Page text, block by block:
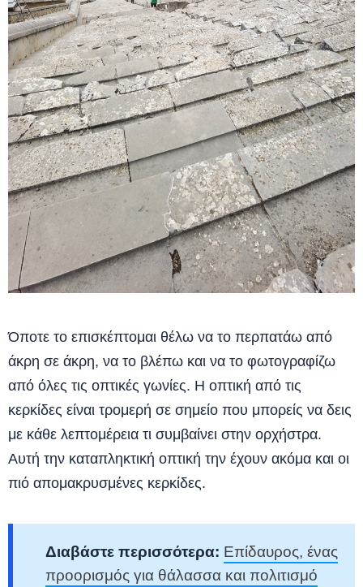
Όποτε το επισκέπτομαι θέλω να το περπατάω από
άκρη σε άκρη, να το βλέπω και να το φωτογραφίζω
από όλες τις οπτικές γωνίες. Η οπτική από τις
κερκίδες είναι τρομερή σε σημείο που μπορείς να δεις
με κάθε λεπτομέρεια τι συμβαίνει στην ορχήστρα.
Αυτή την καταπληκτική οπτική την έχουν ακόμα και οι
πιό απομακρυσμένες κερκίδες.
Διαβάστε περισσότερα: Επίδαυρος, ένας
προορισμός για θάλασσα και πολιτισμό